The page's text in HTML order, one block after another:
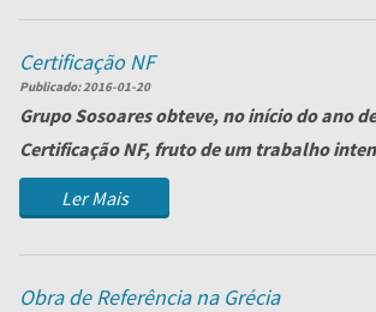
Certificação NF
Publicado:2016-01-20
Grupo Sosoares obteve, no início do ano
Certificação NF, fruto de um trabalho
Mais um objetivo atingido!
Ler Mais
Obra de Referência na Grécia